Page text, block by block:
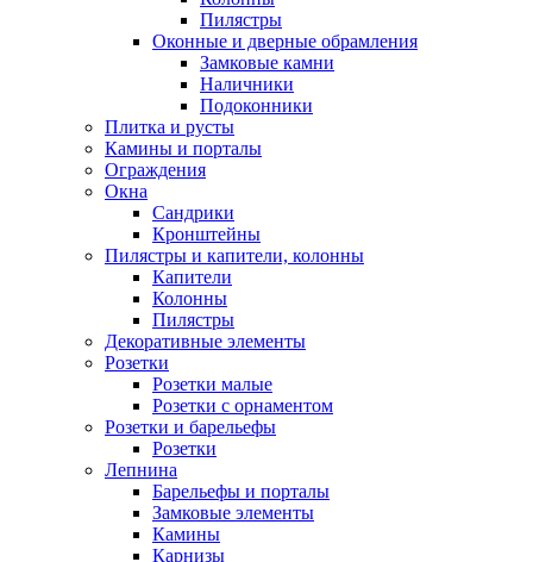
Пилястры
Оконные и дверные обрамления
Замковые камни
Наличники
Подоконники
Плитка и русты
Камины и порталы
Ограждения
Окна
Сандрики
Кронштейны
Пилястры и капители, колонны
Капители
Колонны
Пилястры
Декоративные элементы
Розетки
Розетки малые
Розетки с орнаментом
Розетки и барельефы
Розетки
Лепнина
Барельефы и порталы
Замковые элементы
Камины
Карнизы